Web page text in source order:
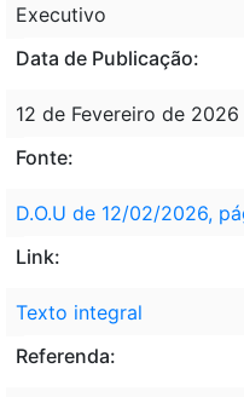
Executivo
Data de Publicação:
12 de Fevereiro de 2026
Fonte:
D.O.U de 12/02/2026,
Link:
Texto integral
Referenda: